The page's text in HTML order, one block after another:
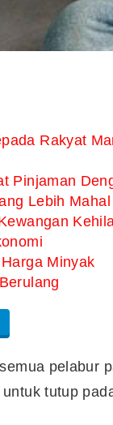
Rakyat
Pinjaman
Lebih Mahal
Minyak
pelabur
tutup